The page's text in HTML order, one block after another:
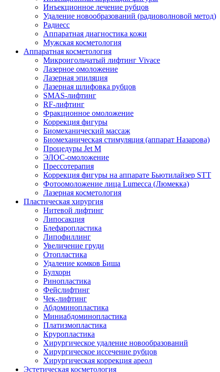
Инъекционное лечение рубцов
Удаление новообразований (радиоволновой метод)
Радиесс
Аппаратная диагностика кожи
Мужская косметология
Аппаратная косметология
Микроигольчатый лифтинг Vivace
Лазерное омоложение
Лазерная эпиляция
Лазерная шлифовка рубцов
SMAS-лифтинг
RF-лифтинг
Фракционное омоложение
Коррекция фигуры
Биомеханический массаж
Биомеханическая стимуляция (аппарат Назарова)
Процедуры Jet M
ЭЛОС-омоложение
Прессотерапия
Коррекция фигуры на аппарате Бьютилайзер STT
Фотоомоложение лица Lumecca (Люмекка)
Лазерная косметология
Пластическая хирургия
Нитевой лифтинг
Липосакция
Блефаропластика
Липофиллинг
Увеличение груди
Отопластика
Удаление комков Биша
Булхорн
Ринопластика
Фейслифтинг
Чек-лифтинг
Абдоминопластика
Миниабдоминопластика
Платизмопластика
Круропластика
Хирургическое удаление новообразований
Хирургическое иссечение рубцов
Хирургическая коррекция ареол
Эстетическая косметология